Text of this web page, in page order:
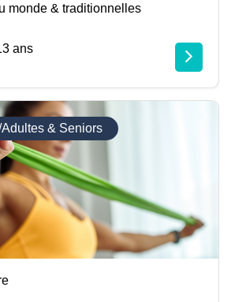
monde & traditionnelles
ans
& Seniors